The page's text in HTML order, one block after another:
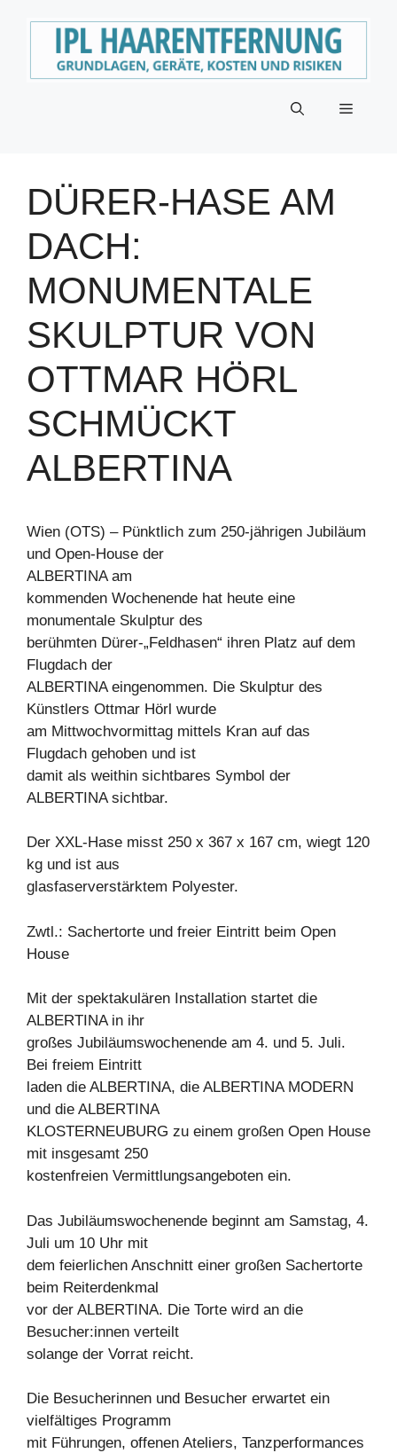
Menü
DÜRER-HASE AM
DACH:
MONUMENTALE
SKULPTUR VON
OTTMAR HÖRL
SCHMÜCKT
ALBERTINA
Wien (OTS) – Pünktlich zum 250-jährigen Jubiläum
und Open-House der
ALBERTINA am
kommenden Wochenende hat heute eine
monumentale Skulptur des
berühmten Dürer-„Feldhasen“ ihren Platz auf dem
Flugdach der
ALBERTINA eingenommen. Die Skulptur des
Künstlers Ottmar Hörl wurde
am Mittwochvormittag mittels Kran auf das
Flugdach gehoben und ist
damit als weithin sichtbares Symbol der
ALBERTINA sichtbar.
Der XXL-Hase misst 250 x 367 x 167 cm, wiegt 120
kg und ist aus
glasfaserverstärktem Polyester.
Zwtl.: Sachertorte und freier Eintritt beim Open
House
Mit der spektakulären Installation startet die
ALBERTINA in ihr
großes Jubiläumswochenende am 4. und 5. Juli.
Bei freiem Eintritt
laden die ALBERTINA, die ALBERTINA MODERN
und die ALBERTINA
KLOSTERNEUBURG zu einem großen Open House
mit insgesamt 250
kostenfreien Vermittlungsangeboten ein.
Das Jubiläumswochenende beginnt am Samstag, 4.
Juli um 10 Uhr mit
dem feierlichen Anschnitt einer großen Sachertorte
beim Reiterdenkmal
vor der ALBERTINA. Die Torte wird an die
Besucher:innen verteilt
solange der Vorrat reicht.
Die Besucherinnen und Besucher erwartet ein
vielfältiges Programm
mit Führungen, offenen Ateliers, Tanzperformances